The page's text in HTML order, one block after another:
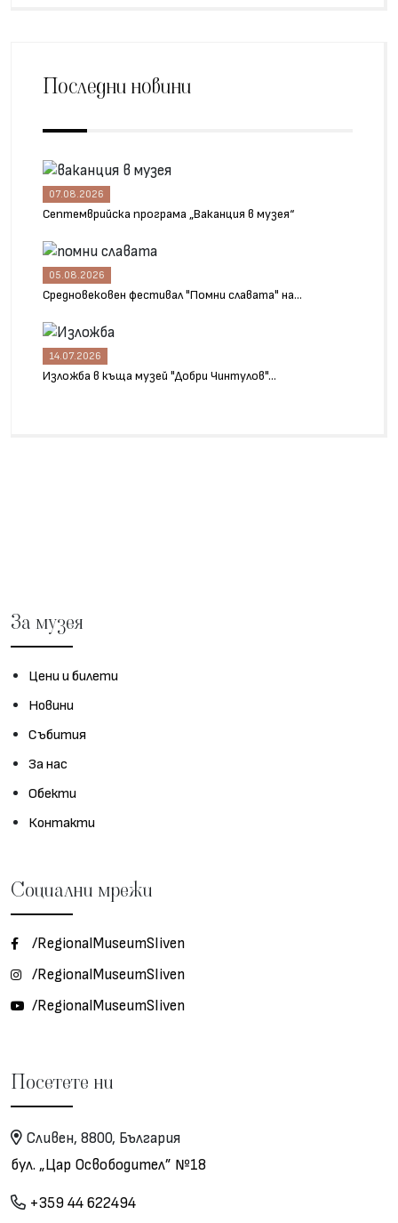
Последни новини
07.08.2026
Септемврийска програма „Ваканция в музея“
05.08.2026
Средновековен фестивал "Помни славата" на...
14.07.2026
Изложба в къща музей "Добри Чинтулов"...
За музея
Цени и билети
Новини
Събития
За нас
Обекти
Контакти
Социални мрежи
/RegionalMuseumSliven
/RegionalMuseumSliven
/RegionalMuseumSliven
Посетете ни
Сливен, 8800, България
бул. „Цар Освободител” №18
+359 44 622494